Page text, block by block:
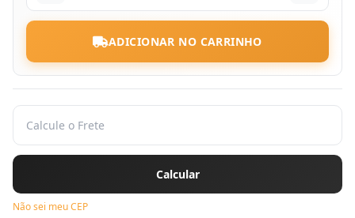
ADICIONAR NO CARRINHO
Não sei meu CEP